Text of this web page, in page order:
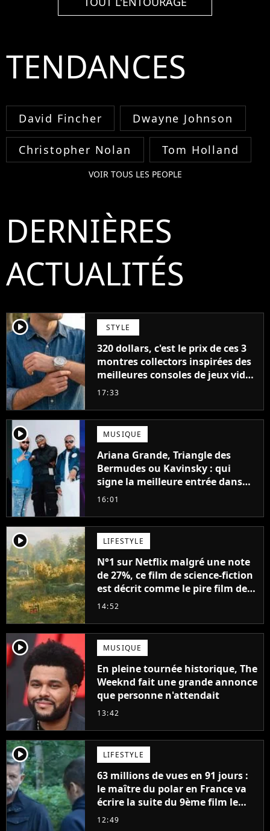
TENDANCES
David Fincher Dwayne Johnson
Christopher Nolan Tom Holland
VOIR TOUS LES PEOPLE
DERNIÈRES
ACTUALITÉS
player2 STYLE
320 dollars, c'est le prix de ces 3
montres collectors inspirées des
meilleures consoles de jeux vidéo
des années 90
17:33
player2 MUSIQUE
Ariana Grande, Triangle des
Bermudes ou Kavinsky : qui
signe la meilleure entrée dans
les charts français cette semaine
16:01
player2 LIFESTYLE
N°1 sur Netflix malgré une note
de 27%, ce film de science-fiction
est décrit comme le pire film de
l'été 2026
14:52
player2 MUSIQUE
En pleine tournée historique, The
Weeknd fait une grande annonce
que personne n'attendait
13:42
player2 LIFESTYLE
63 millions de vues en 91 jours :
le maître du polar en France va
écrire la suite du 9ème film le
plus regardé sur Netflix
12:49